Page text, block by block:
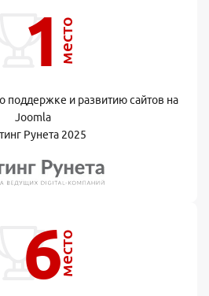
1 место
поддержке и развитию сайтов на
Joomla
Рунета 2025
6место